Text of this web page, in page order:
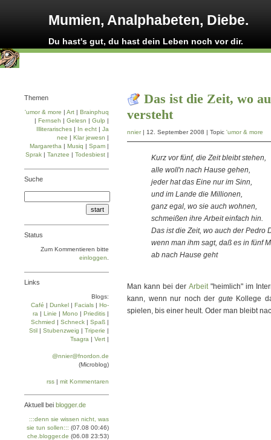
Mumien, Analphabeten, Diebe.
Du hast's gut, du hast dein Leben noch vor dir.
Das ist die Zeit, wo
versteht
nnier| 12. September 2008 | Topic 'umor & more
Kurz vor fünf, die Zeit bleibt stehen,
alle woll'n nach Hause gehen,
jeder hat das Eine nur im Sinn,
und im Lande die Millionen,
ganz egal, wo sie auch wohnen,
schmeißen ihre Arbeit einfach hin.
Das ist die Zeit, wo auch der Pedro
wenn man ihm sagt, daß es in fünf
ab nach Hause geht
Man kann bei der Arbeit"heimlich" im
kann, wenn nur noch der guteKollege
spielen, bis einer heult. Oder man bleibt
Themen
'umor & more | Art | Brainphuq
| Fernseh | Gelesn | Gulp |
Illiterarisches | In echt | Ja
nee | Klar jewesn |
Margaretha | Musiq | Spam |
Sprak | Tanztee | Todesbiest |
Suche
Status
Zum Kommentieren bitte
einloggen
Links
Blogs:
Café | Dun­kel | Facials | Ho­
ra | Linie | Mo­no | Prie­di­tis |
Schmied | Schneck | Spaß |
Stil | Stu­ben­zweig | Tri­pe­rie |
Tsa­gra | Vert |
@nnier@fnordon.de
(Microblog)
rss | mit Kommentaren
Aktuell bei blogger.de
:::denn sie wissen nicht, was
sie tun sollen::: (07.08 00:46)
che.blogger.de (06.08 23:53)